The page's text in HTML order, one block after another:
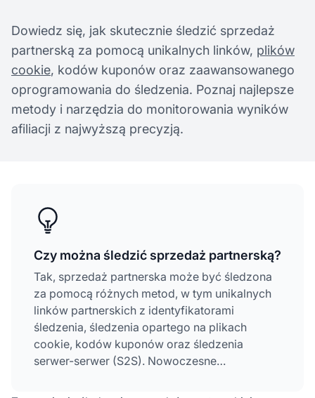
Dowiedz się, jak skutecznie śledzić sprzedaż
partnerską za pomocą unikalnych linków, plików
cookie, kodów kuponów oraz zaawansowanego
oprogramowania do śledzenia. Poznaj najlepsze
metody i narzędzia do monitorowania wyników
afiliacji z najwyższą precyzją.
Czy można śledzić sprzedaż partnerską?
Tak, sprzedaż partnerska może być śledzona
za pomocą różnych metod, w tym unikalnych
linków partnerskich z identyfikatorami
śledzenia, śledzenia opartego na plikach
cookie, kodów kuponów oraz śledzenia
serwer-serwer (S2S). Nowoczesne
Affiliate Pro
, oferuje kompleksowe możliwości